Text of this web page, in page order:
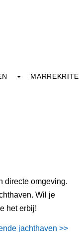
MARREKRITE
directe omgeving.
Wil je
het erbij!
jachthaven >>